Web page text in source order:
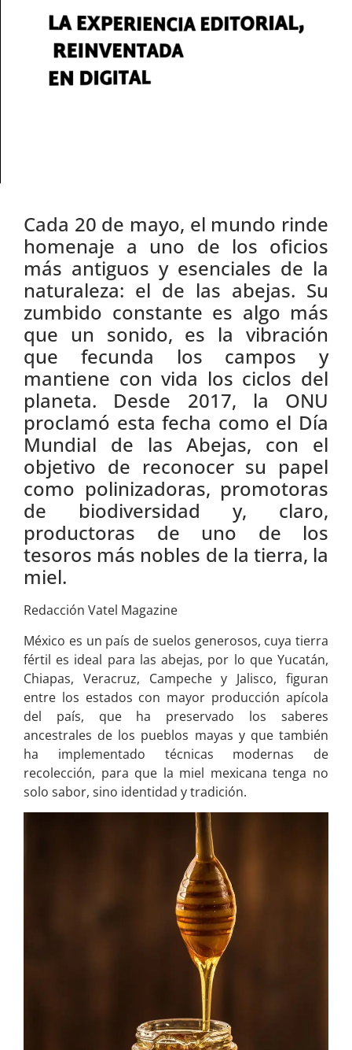
Cada 20 de mayo, el mundo rinde
homenaje a uno de los oficios
más antiguos y esenciales de la
naturaleza: el de las abejas. Su
zumbido constante es algo más
que un sonido, es la vibración
que fecunda los campos y
mantiene con vida los ciclos del
planeta. Desde 2017, la ONU
proclamó esta fecha como el Día
Mundial de las Abejas, con el
objetivo de reconocer su papel
como polinizadoras, promotoras
de biodiversidad y, claro,
productoras de uno de los
tesoros más nobles de la tierra, la
miel.
Redacción Vatel Magazine
México es un país de suelos generosos, cuya tierra
fértil es ideal para las abejas, por lo que Yucatán,
Chiapas, Veracruz, Campeche y Jalisco, figuran
entre los estados con mayor producción apícola
del país, que ha preservado los saberes
ancestrales de los pueblos mayas y que también
ha implementado técnicas modernas de
recolección, para que la miel mexicana tenga no
solo sabor, sino identidad y tradición.